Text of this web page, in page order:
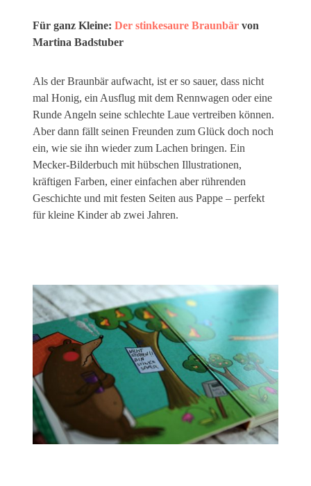
Für ganz Kleine:Der stinkesaure Braunbär von
Martina Badstuber
Als der Braunbär aufwacht, ist er so sauer, dass nicht
mal Honig, ein Ausflug mit dem Rennwagen oder eine
Runde Angeln seine schlechte Laue vertreiben können.
Aber dann fällt seinen Freunden zum Glück doch noch
ein, wie sie ihn wieder zum Lachen bringen. Ein
Mecker-Bilderbuch mit hübschen Illustrationen,
kräftigen Farben, einer einfachen aber rührenden
Geschichte und mit festen Seiten aus Pappe – perfekt
für kleine Kinder ab zwei Jahren.